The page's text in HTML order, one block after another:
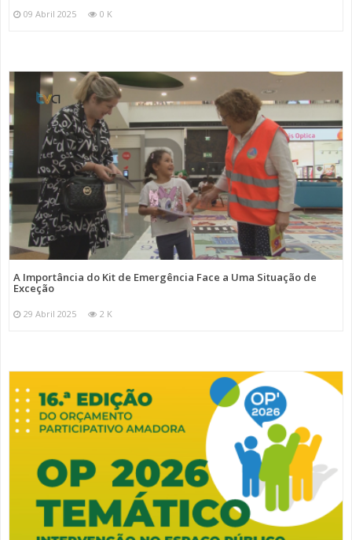
09 Abril 2025 0 K
A Importância do Kit de Emergência Face a Uma Situação de
Exceção
29 Abril 2025 2 K